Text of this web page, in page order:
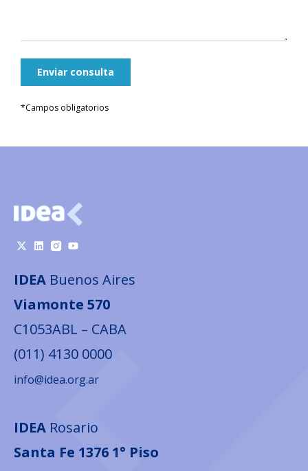
Enviar consulta
*Campos obligatorios
IDEA Buenos Aires
Viamonte 570
C1053ABL – CABA
(011) 4130 0000
info@idea.org.ar
IDEA Rosario
Santa Fe 1376 1° Piso